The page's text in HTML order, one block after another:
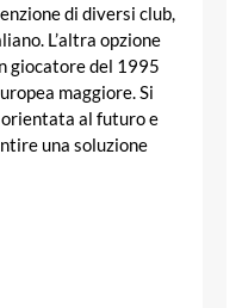
di diversi club,
L’altra opzione
giocatore del 1995
maggiore. Si
al futuro e
una soluzione